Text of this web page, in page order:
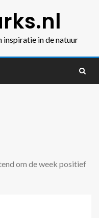
in de natuur
om de week positief